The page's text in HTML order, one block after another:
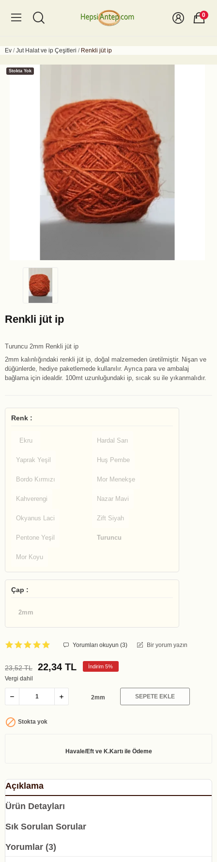
0
Ev Jut Halat ve ip Çeşitleri Renkli jüt ip
Stokta Yok
Renkli jüt ip
Turuncu 2mm Renkli jüt ip
2mm kalınlığındaki renkli jüt ip, doğal malzemeden üretilmiştir. Nişan ve
düğünlerde, hediye paketlemede kullanılır. Ayrıca para ve ambalaj
bağlama için idealdir. 100mt uzunluğundaki ip, sıcak su ile yıkanmalıdır.
Renk :
Ekru Hardal Sarı
Yaprak Yeşil Huş Pembe
Bordo Kırmızı Mor Menekşe
Kahverengi Nazar Mavi
Okyanus Laci Zift Siyah
Pentone Yeşil Turuncu
Mor Koyu
Çap :
2mm
Yorumları okuyun (3) Bir yorum yazın
23,52 TL 22,34 TL İndirim 5%
Vergi dahil
2mm SEPETE EKLE
 Stokta yok
Açıklama
Ürün Detayları
Sık Sorulan Sorular
Yorumlar (3)